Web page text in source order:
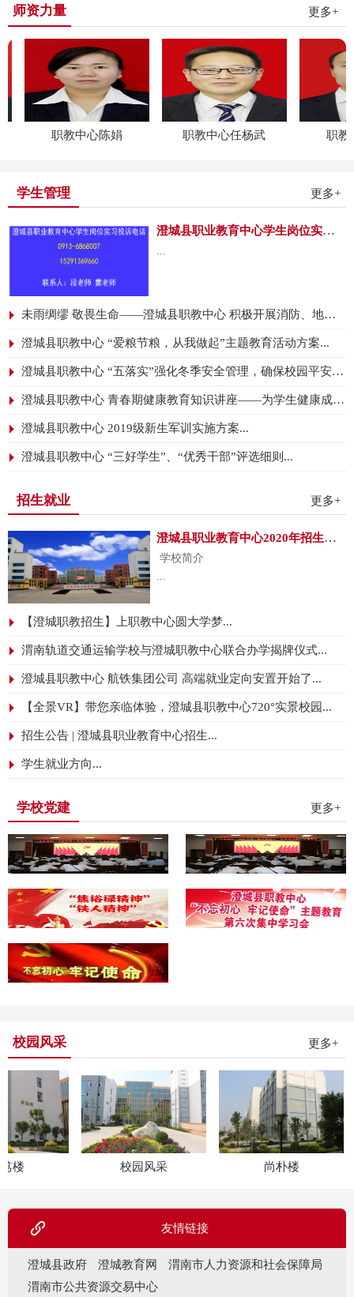
高职业教育质量，改善办
学基础条件、建设并应用
数字化资源、促进产教融
合校企“双元”育人、实
施“职教高考”制度、开展
高质量职业培训、健全内
部质量保证体系、实施东
培育和传承工匠精神、开
展劳动和职业启蒙教育等
方面工作的具体做法。年
法，体会学习所带来的快乐；激发学
写字习惯，整体提高学生写字水平。
相信通过此次比赛，我们会更加热爱
我们的汉字，体悟汉字丰富的文化内
涵。为传承中华灿烂文化，培养学生
认真规范书写汉字的良好习惯，根据
学校安排，组织19级学生开展“汉字
成 员：周杨斌 王成民 豆宏庆 李
丽萍 张 娟
19级每班3名学生
1.各班级语文老师在备课组长的组织下
赛，各班推举3名优秀选手参加学校决
赛。
生词以及日常书写中
较生僻易错的字词。主要形式为根据
3. 比赛用纸由学校统一发放。一律用
己准备。
4. 书写要求：书写干净，书写工整，
书写美观，书写正确，禁止使用涂改
5、时间安排
号之前班级竞赛；
决赛时间：2019年12月5日午自习
尚志楼306
本次大赛共设一等奖2名，二等奖3
2019年10月
澄城县职业教育中心
规范汉字书写大赛活动总结
为了进一步丰富校园文化生活，弘扬
中华传统文化。促进规范用字，规范
书写，激发广大师生对汉字书写的兴
趣，提高学生学习语文知识的积极
性，引导学生正确识记汉字，掌握汉
字的方法，提高规范使用汉字的意识
和能力，2019年12月5日下午，我校19
文基础字词为基准，包括教材中所涉
及到的相关词汇，以语文课本中出现
的字词为主，以及经典文学著作为
负。
本次活动在学校领导的大力支持，语
文老师的积极参与下，圆满落下帷
幕，现将活动比赛，活动情况总结如
教材，比赛题型由词、成语、组词、
诗词填空两部分组成。要求书写正确
规范，字体工整大方。比赛奖项设置
师资力量 更多+
职教中心陈娟 职教中心任杨武 职教
学生管理 更多+
澄城县职业教育中心学生岗位实习投诉电话 ...
...
未雨绸缪 敬畏生命——澄城县职教中心 积极开展消防、地震应急疏散演练...
澄城县职教中心 “爱粮节粮，从我做起”主题教育活动方案...
澄城县职教中心 “五落实”强化冬季安全管理，确保校园平安稳定...
澄城县职教中心 青春期健康教育知识讲座——为学生健康成长护航...
澄城县职教中心 2019级新生军训实施方案...
澄城县职教中心 “三好学生”、“优秀干部”评选细则...
招生就业 更多+
澄城县职业教育中心2020年招生简章 ...
学校简介
...
【澄城职教招生】上职教中心圆大学梦...
渭南轨道交通运输学校与澄城职教中心联合办学揭牌仪式...
澄城县职教中心 航铁集团公司 高端就业定向安置开始了...
【全景VR】带您亲临体验，澄城县职教中心720°实景校园...
招生公告 | 澄城县职业教育中心招生...
学生就业方向...
学校党建 更多+
校园风采 更多+
楼 校园风采 尚朴楼
友情链接
澄城县政府 澄城教育网
渭南市人力资源和社会保障局
渭南市公共资源交易中心